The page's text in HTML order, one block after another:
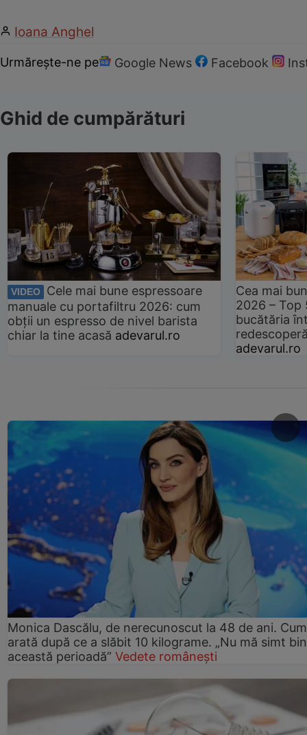
Ioana Anghel
Urmărește-ne pe Google News Facebook
Ghid de cumpărături
VIDEO
Cele mai bune espressoare
manuale cu portafiltru 2026: cum
obții un espresso de nivel barista
chiar la tine acasă adevarul.ro
Cea mai
2026 –
bucătăria
adevarul.ro
Monica Dascălu, de nerecunoscut la 48 de ani. Cum
arată după ce a slăbit 10 kilograme. „Nu mă simt
această perioadă” Vedete românești